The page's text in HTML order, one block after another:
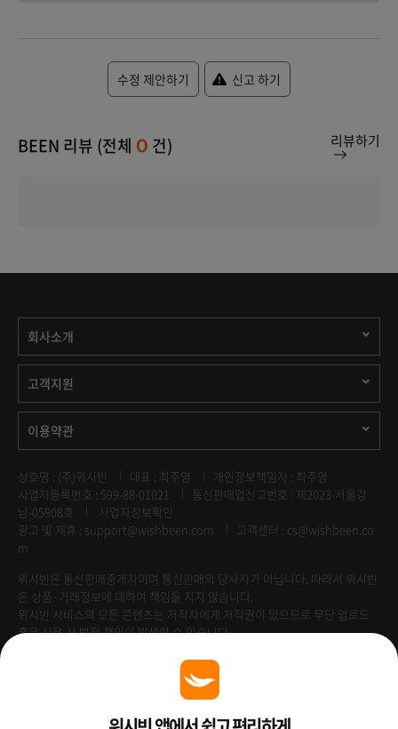
수정 제안하기 신고 하기
BEEN 리뷰 (전체 0 건) 리뷰하기
회사소개
고객지원
이용약관
상호명 : (주)위시빈 대표 : 최주영
개인정보책임자 : 최주영
사업자등록번호 : 599-88-01021
통신판매업신고번호 : 제2023-서울강
남-05908호
사업자정보확인
광고 및 제휴 : support@wishbeen.com
고객센터 : cs@wishbeen.co
m
위시빈은 통신판매중개자이며 통신판매의 당사자가 아닙니다. 따라서 위시빈
은 상품·거래정보에 대하여 책임을 지지 않습니다.
위시빈 서비스의 모든 콘텐츠는 저작자에게 저작권이 있으므로 무단 업로드
혹은 사용 시 법적 책임이 발생할 수 있습니다.
Venture Enterprise